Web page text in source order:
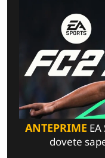
ANTEPRIME
dovete